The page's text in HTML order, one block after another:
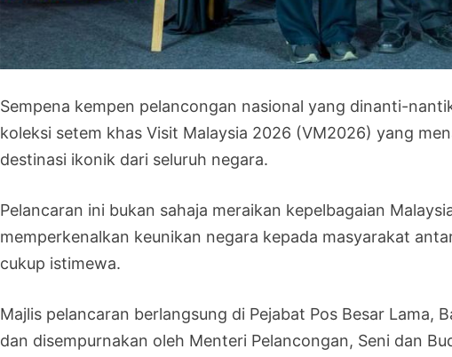
Sempena kempen pelancongan nasional yang dinanti-
koleksi setem khas Visit Malaysia 2026 (VM2026) yang
destinasi ikonik dari seluruh negara.
Pelancaran ini bukan sahaja meraikan kepelbagaian
memperkenalkan keunikan negara kepada masyarakat
cukup istimewa.
Majlis pelancaran berlangsung di Pejabat Pos Besar Lama,
dan disempurnakan oleh Menteri Pelancongan, Seni dan